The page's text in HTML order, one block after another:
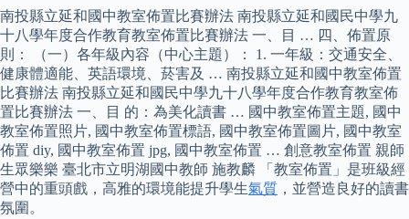
南投縣立延和國中教室佈置比賽辦法 南投縣立延和國民中學九
十八學年度合作教育教室佈置比賽辦法 一、目 … 四、佈置原
則： （一）各年級內容（中心主題）： 1. 一年級：交通安全、
健康體適能、英語環境、菸害及 … 南投縣立延和國中教室佈置
比賽辦法 南投縣立延和國民中學九十八學年度合作教育教室佈
置比賽辦法 一、目 的：為美化讀書 … 國中教室佈置主題, 國中
教室佈置照片, 國中教室佈置標語, 國中教室佈置圖片, 國中教室
佈置 diy, 國中教室佈置 jpg, 國中教室佈置 … 創意教室佈置 親師
生眾樂樂 臺北市立明湖國中教師 施教麟 「教室佈置」是班級經
營中的重頭戲，高雅的環境能提升學生氣質 ，並營造良好的讀書
氛圍。